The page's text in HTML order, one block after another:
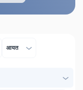
आयत